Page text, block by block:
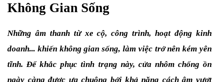
Không Gian Sống
Những âm thanh từ xe cộ, công trình, hoạt động kinh
doanh... khiến không gian sống, làm việc trở nên kém yên
tĩnh. Để khắc phục tình trạng này, cửa nhôm chống ồn
ngày càng được ưa chuộng bởi khả năng cách âm vượt